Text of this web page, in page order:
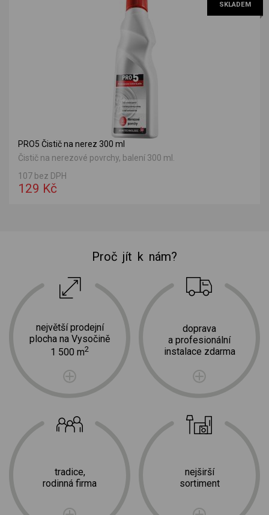
SKLADEM
PRO5 Čistič na nerez 300 ml
Čistič na nerezové povrchy, balení 300 ml.
107 bez DPH
129 Kč
Proč jít k nám?
největší prodejní
plocha na Vysočině
1 500 m2
tradice,
rodinná firma
doprava
a profesionální
instalace zdarma
nejširší
sortiment